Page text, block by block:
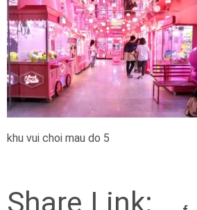
khu vui choi mau do 5
Share Link: